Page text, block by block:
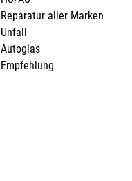
Reparatur aller Marken
Unfall
Autoglas
Empfehlung